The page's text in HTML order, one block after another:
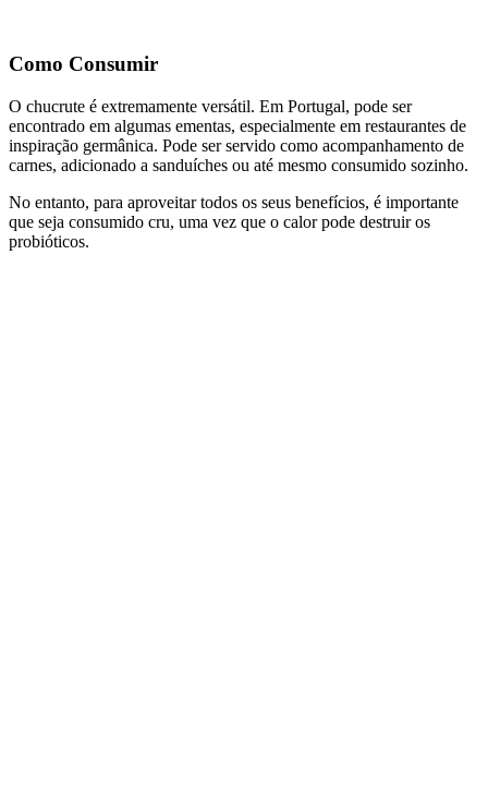
Como Consumir
O chucrute é extremamente versátil. Em Portugal, pode ser
encontrado em algumas ementas, especialmente em restaurantes de
inspiração germânica. Pode ser servido como acompanhamento de
carnes, adicionado a sanduíches ou até mesmo consumido sozinho.
No entanto, para aproveitar todos os seus benefícios, é importante
que seja consumido cru, uma vez que o calor pode destruir os
probióticos.